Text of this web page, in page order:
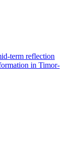
term reflection
in Timor-